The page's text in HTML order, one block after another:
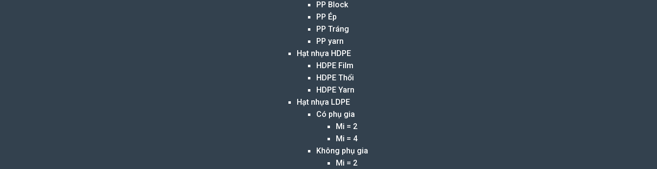
PP Block
PP Ép
PP Tráng
PP yarn
Hạt nhựa HDPE
HDPE Film
HDPE Thổi
HDPE Yarn
Hạt nhựa LDPE
Có phụ gia
Mi = 2
Mi = 4
Không phụ gia
Mi = 2